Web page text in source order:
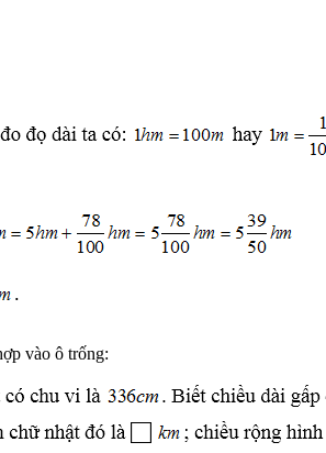
vào ô trống: